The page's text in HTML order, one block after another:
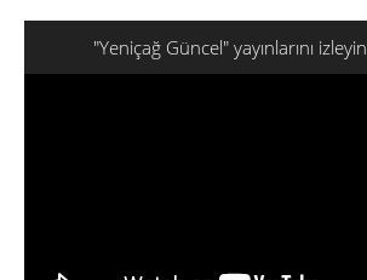
"Yeniçağ Güncel" yayınlarını izleyin